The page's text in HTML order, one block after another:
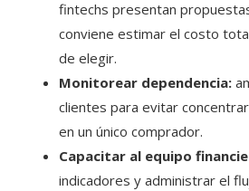
fintechs presentan
conviene estimar el costo
de elegir.
Monitorear dependencia:
clientes para evitar
en un único comprador.
Capacitar al equipo
indicadores y administrar el